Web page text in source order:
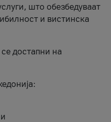
што обезбедуваат
и вистинска
достапни на